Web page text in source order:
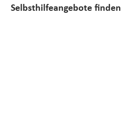
Selbsthilfeangebote finden